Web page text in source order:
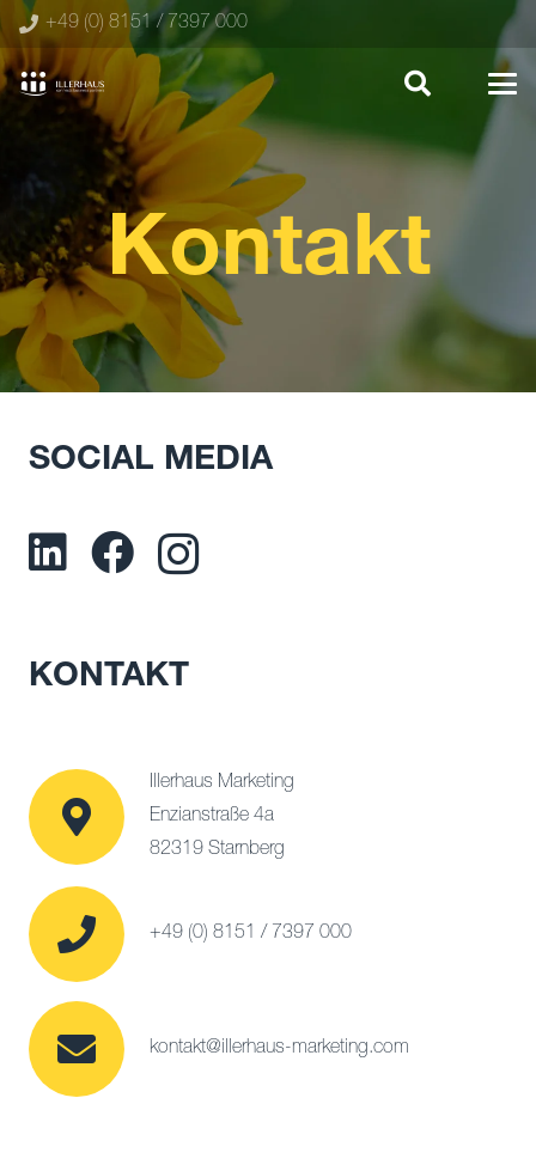
+49 (0) 8151 / 7397 000
Kontakt
SOCIAL MEDIA
KONTAKT
Illerhaus Marketing
Enzianstraße 4a
82319 Starnberg
+49 (0) 8151 / 7397 000
kontakt@illerhaus-marketing.com